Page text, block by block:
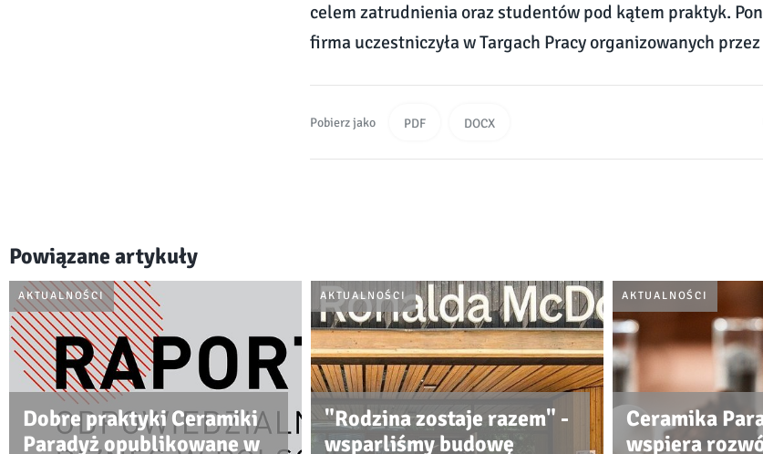
celem zatrudnienia oraz studentów pod kątem praktyk.
firma uczestniczyła w Targach Pracy organizowanych
Pobierz jako PDF DOCX
Powiązane artykuły
AKTUALNOŚCI
Dobre praktyki Ceramiki
Paradyż opublikowane w
AKTUALNOŚCI
"Rodzina zostaje razem" -
wsparliśmy budowę
AKTUALNOŚCI
Ceramika
wspiera